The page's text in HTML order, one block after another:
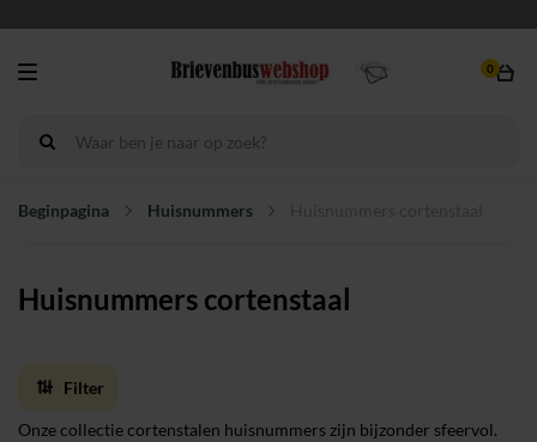
0
Beginpagina Huisnummers
Huisnummers cortenstaal
Filter
Onze collectie cortenstalen huisnummers zijn bijzonder sfeervol.